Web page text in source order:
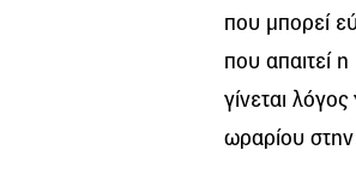
που μπορεί
που απαιτεί
γίνεται
ωραρίου στην